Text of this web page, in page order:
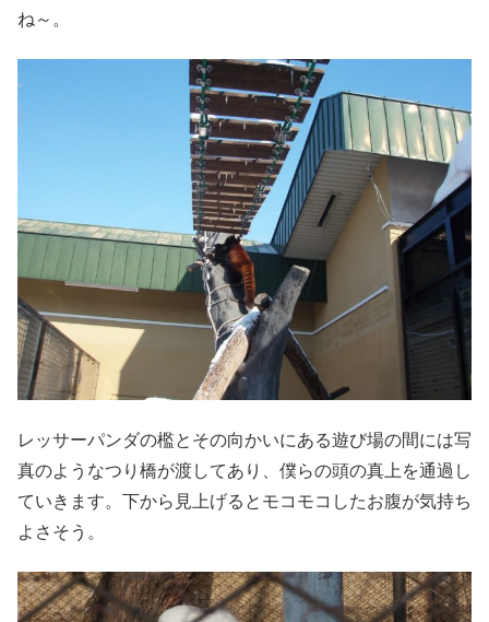
ね～。
レッサーパンダの檻とその向かいにある遊び場の間には写
真のようなつり橋が渡してあり、僕らの頭の真上を通過し
ていきます。下から見上げるとモコモコしたお腹が気持ち
よさそう。